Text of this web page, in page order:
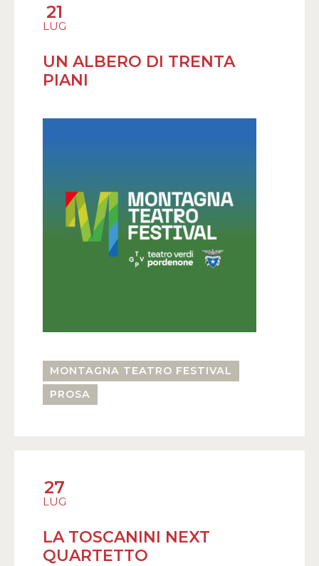
21
LUG
UN ALBERO DI TRENTA
PIANI
MONTAGNA TEATRO FESTIVAL
PROSA
27
LUG
LA TOSCANINI NEXT
QUARTETTO